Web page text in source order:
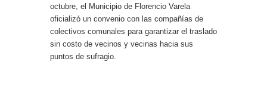
octubre, el Municipio de Florencio Varela
oficializó un convenio con las compañías de
colectivos comunales para garantizar el traslado
sin costo de vecinos y vecinas hacia sus
puntos de sufragio.